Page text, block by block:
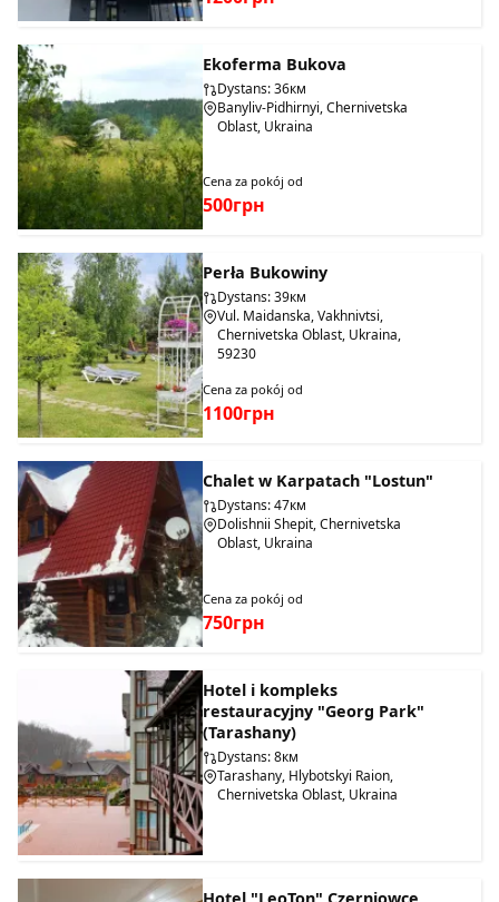
Ekoferma Bukova
Dystans: 36км
Banyliv-Pidhirnyi, Chernivetska
Oblast, Ukraina
Cena za pokój od
500грн
Perła Bukowiny
Dystans: 39км
Vul. Maidanska, Vakhnivtsi,
Chernivetska Oblast, Ukraina,
59230
Cena za pokój od
1100грн
Chalet w Karpatach "Lostun"
Dystans: 47км
Dolishnii Shepit, Chernivetska
Oblast, Ukraina
Cena za pokój od
750грн
Hotel i kompleks
restauracyjny "Georg Park"
(Tarashany)
Dystans: 8км
Tarashany, Hlybotskyi Raion,
Chernivetska Oblast, Ukraina